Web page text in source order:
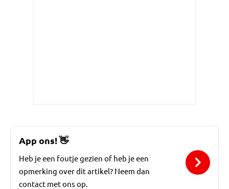
App ons!👋
Heb je een foutje gezien of heb je een
opmerking over dit artikel? Neem dan
contact met ons op.